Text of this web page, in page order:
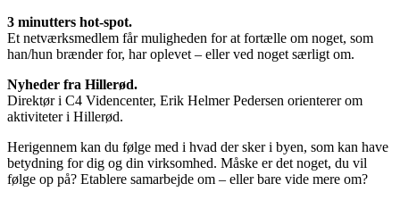
3 minutters hot-spot.
Et netværksmedlem får muligheden for at fortælle om noget, som
han/hun brænder for, har oplevet – eller ved noget særligt om.
Nyheder fra Hillerød.
Direktør i C4 Videncenter, Erik Helmer Pedersen orienterer om
aktiviteter i Hillerød.
Herigennem kan du følge med i hvad der sker i byen, som kan have
betydning for dig og din virksomhed. Måske er det noget, du vil
følge op på? Etablere samarbejde om – eller bare vide mere om?